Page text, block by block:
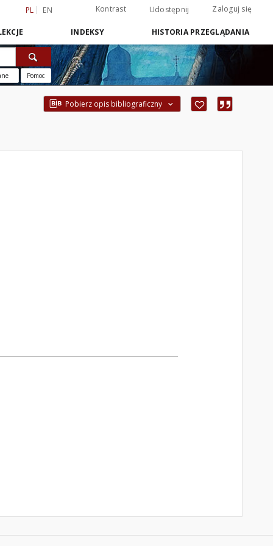
PL EN Kontrast Udostępnij Zaloguj się
INDEKSY HISTORIA PRZEGLĄDANIA
Pomoc
Pobierz opis bibliograficzny